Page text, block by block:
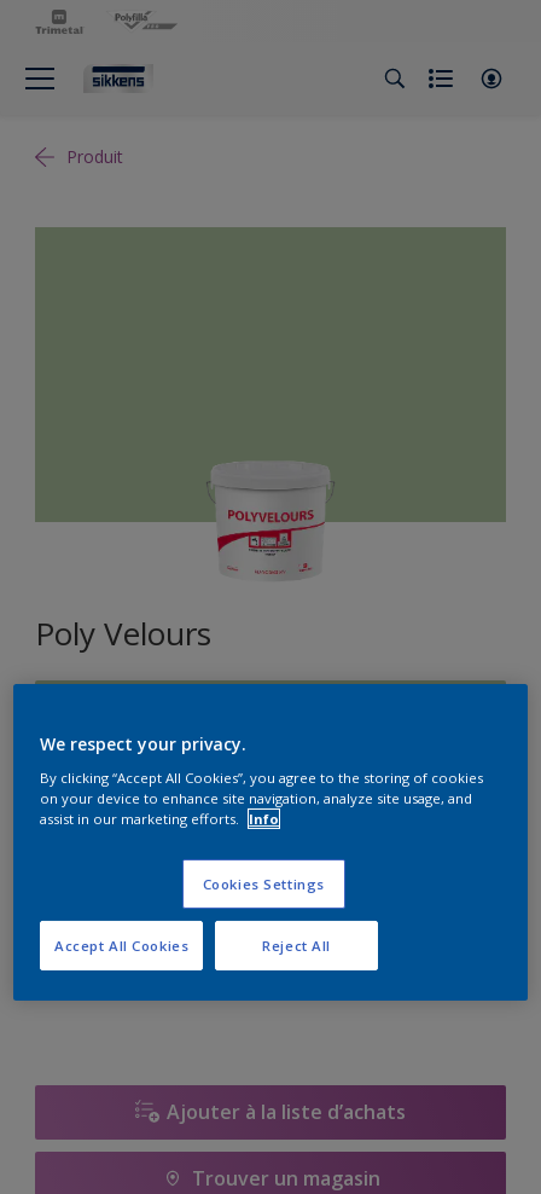
Produit
Poly Velours
Format
Ajouter à la liste d’achats
Trouver un magasin
We respect your privacy.
By clicking “Accept All Cookies”, you agree to the storing of cookies
on your device to enhance site navigation, analyze site usage, and
assist in our marketing efforts.
Info
Cookies Settings
Reject All
Accept All Cookies